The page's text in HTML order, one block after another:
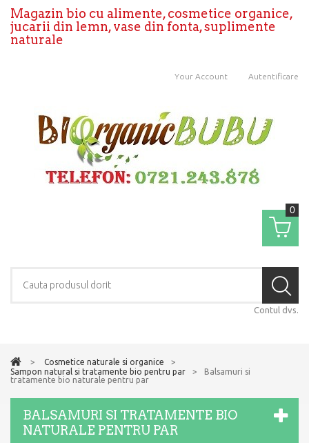
Magazin bio cu alimente, cosmetice organice,
jucarii din lemn, vase din fonta, suplimente
naturale
Autentificare
Your Account
0
Contul dvs.
> Cosmetice naturale si organice
>
Sampon natural si tratamente bio pentru par
>
Balsamuri si
tratamente bio naturale pentru par
BALSAMURI SI TRATAMENTE BIO
NATURALE PENTRU PAR